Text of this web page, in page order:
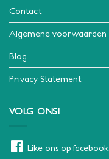
Contact
Algemene voorwaarden
Blog
Privacy Statement
VOLG ONS!
Like ons op facebook